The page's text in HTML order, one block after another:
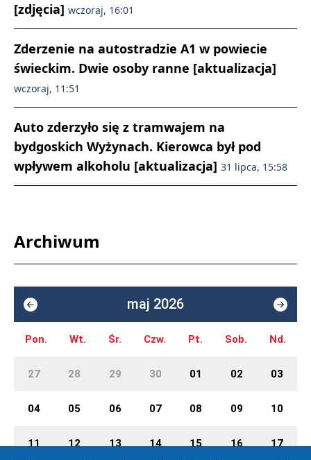
[zdjęcia] wczoraj, 16:01
Zderzenie na autostradzie A1 w powiecie
świeckim. Dwie osoby ranne [aktualizacja]
wczoraj, 11:51
Auto zderzyło się z tramwajem na
bydgoskich Wyżynach. Kierowca był pod
wpływem alkoholu [aktualizacja] 31 lipca, 15:58
Archiwum
maj 2026
Pon. Wt. Śr. Czw. Pt. Sob. Nd.
27 28 29 30 01 02 03
04 05 06 07 08 09 10
11 12 13 14 15 16 17